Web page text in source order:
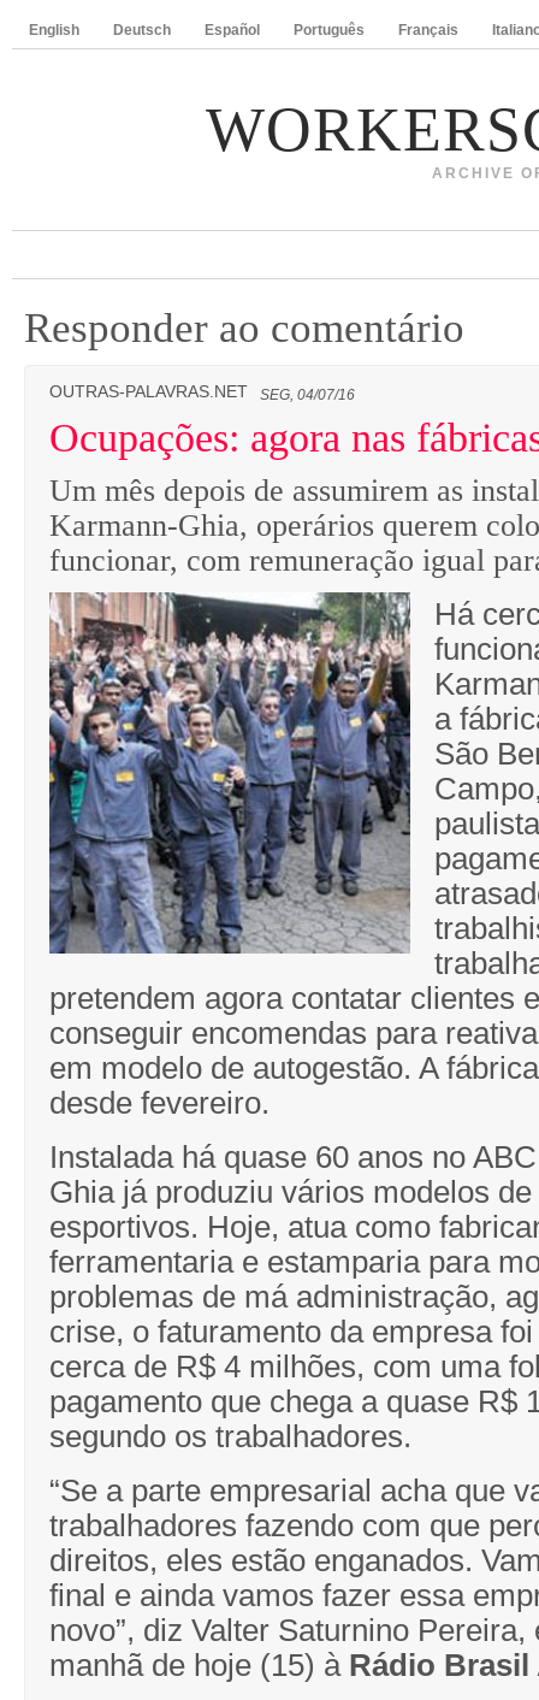
English Deutsch Español Português Français
ARCHIVE
Responder ao comentário
OUTRAS-PALAVRAS.NET SEG, 04/07/16
Ocupações: agora nas
Um mês depois de assumirem as
Karmann-Ghia, operários querem
funcionar, com remuneração igual
Há
a
São
pretendem agora contatar clientes
conseguir encomendas para
em modelo de autogestão. A
desde fevereiro.
Instalada há quase 60 anos no
Ghia já produziu vários modelos
esportivos. Hoje, atua como
ferramentaria e estamparia para
problemas de má administração,
crise, o faturamento da empresa
cerca de R$ 4 milhões, com uma
pagamento que chega a quase R$
segundo os trabalhadores.
“Se a parte empresarial acha que
trabalhadores fazendo com que
direitos, eles estão enganados.
final e ainda vamos fazer essa
novo”, diz Valter Saturnino
manhã de hoje (15) à Rádio Brasil